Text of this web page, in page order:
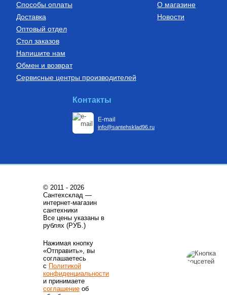
Способы оплаты
Доставка
Оптовый отдел
Стол заказов
Напишите нам
Обмен и возврат
Сервисные центры производителей
О магазине
Новости
Контакты
E-mail
info@santehsklad96.ru
© 2011 - 2026
Сантехсклад —
интернет-магазин
сантехники
Все цены указаны в
рублях (РУБ.)
Нажимая кнопку
«Отправить», вы
соглашаетесь
с Политикой
конфиденциальности
и принимаете
соглашениеоб